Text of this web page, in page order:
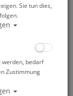
Sie tun dies,
werden, bedarf
Zustimmung